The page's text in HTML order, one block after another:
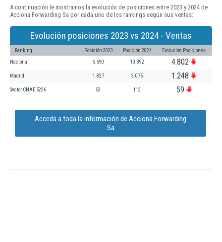
A continuación le mostramos la evolución de posiciones entre 2023 y 2024 de
Acciona Forwarding Sa por cada uno de los rankings según sus ventas:
Evolución posiciones 2023 vs 2024 - Ventas
Ranking Posición 2023 Posición 2024 Evolución Posiciones
Nacional 5.590 10.392 4.802
Madrid 1.827 3.075 1.248
Sector CNAE 5226 53 112 59
Acceda a toda la información de Acciona Forwarding
Sa